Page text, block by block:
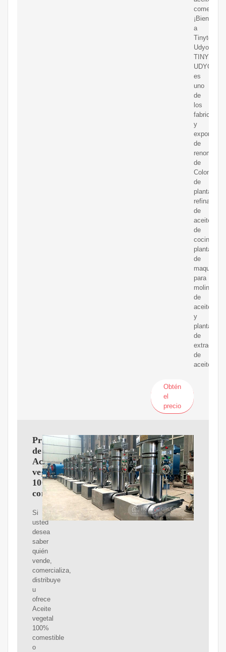
comestible
a
Tinytech
Udyog!
TINYTECH
UDYOG
es
uno
de
los
fabricantes
y
de
renombre
de
Colombia
de
plantas
refinadoras
de
aceite
de
cocina,
plantas
de
maquinaria
para
molinos
de
aceite
y
plantas
de
extracción
de
aceite.
Obtén
el
precio
Proveedores
de
Aceite
vegetal
100%
comestible
Si
usted
desea
saber
quién
vende,
comercializa,
distribuye
u
ofrece
Aceite
vegetal
100%
comestible
o